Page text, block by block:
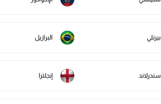
بيرنلي البرازيل
سندرلاند إنجلترا